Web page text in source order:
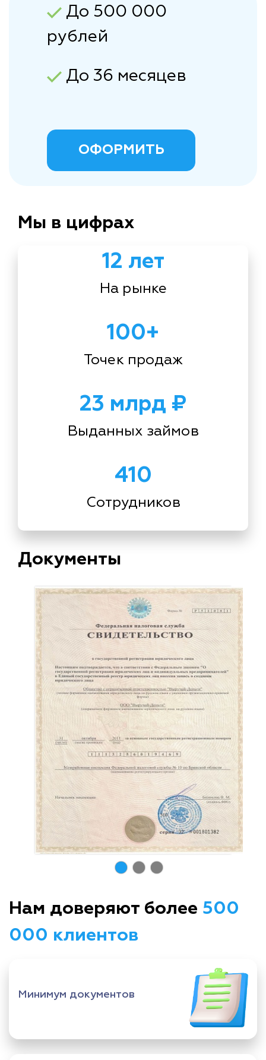
До 500 000
рублей
До 36 месяцев
ОФОРМИТЬ
Мы в цифрах
12 лет
На рынке
100+
Точек продаж
23 млрд ₽
Выданных займов
410
Сотрудников
Документы
Нам доверяют более 500
000 клиентов
Минимум документов